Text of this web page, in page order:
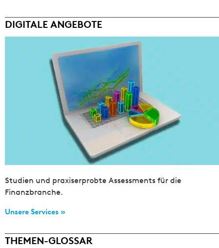
DIGITALE ANGEBOTE
Studien und praxiserprobte Assessments für die
Finanzbranche.
Unsere Services »
THEMEN-GLOSSAR